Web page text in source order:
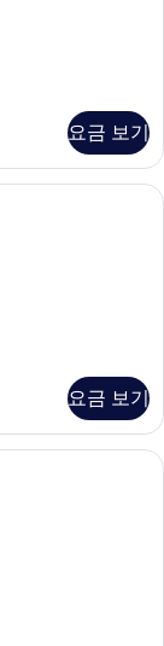
요금 보기
요금 보기
이즈침대 1개 | 무료